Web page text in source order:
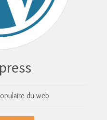
du web